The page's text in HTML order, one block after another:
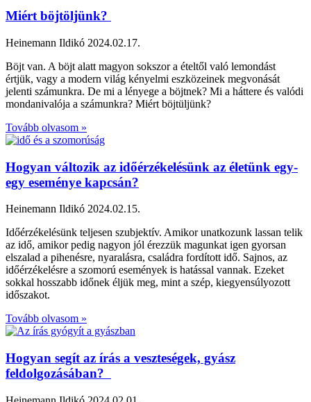
Miért böjtöljünk?
Heinemann Ildikó 2024.02.17.
Böjt van. A böjt alatt magyon sokszor a ételtől való lemondást
értjük, vagy a modern világ kényelmi eszközeinek megvonását
jelenti számunkra. De mi a lényege a böjtnek? Mi a háttere és valódi
mondanivalója a számunkra? Miért böjtüljünk?
Tovább olvasom »
Hogyan változik az időérzékelésünk az életünk egy-
egy eseménye kapcsán?
Heinemann Ildikó 2024.02.15.
Időérzékelésünk teljesen szubjektív. Amikor unatkozunk lassan telik
az idő, amikor pedig nagyon jól érezzük magunkat igen gyorsan
elszalad a pihenésre, nyaralásra, családra fordított idő. Sajnos, az
időérzékelésre a szomorú események is hatással vannak. Ezeket
sokkal hosszabb időnek éljük meg, mint a szép, kiegyensúlyozott
időszakot.
Tovább olvasom »
Hogyan segít az írás a veszteségek, gyász
feldolgozásában?